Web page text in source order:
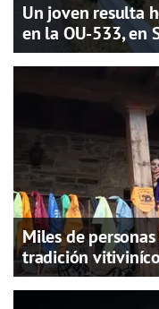
Un joven resulta
en la OU-533, en
Miles de
tradición